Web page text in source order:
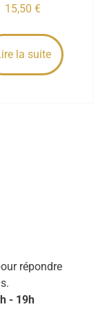
15,50 €
la suite
répondre
- 19h